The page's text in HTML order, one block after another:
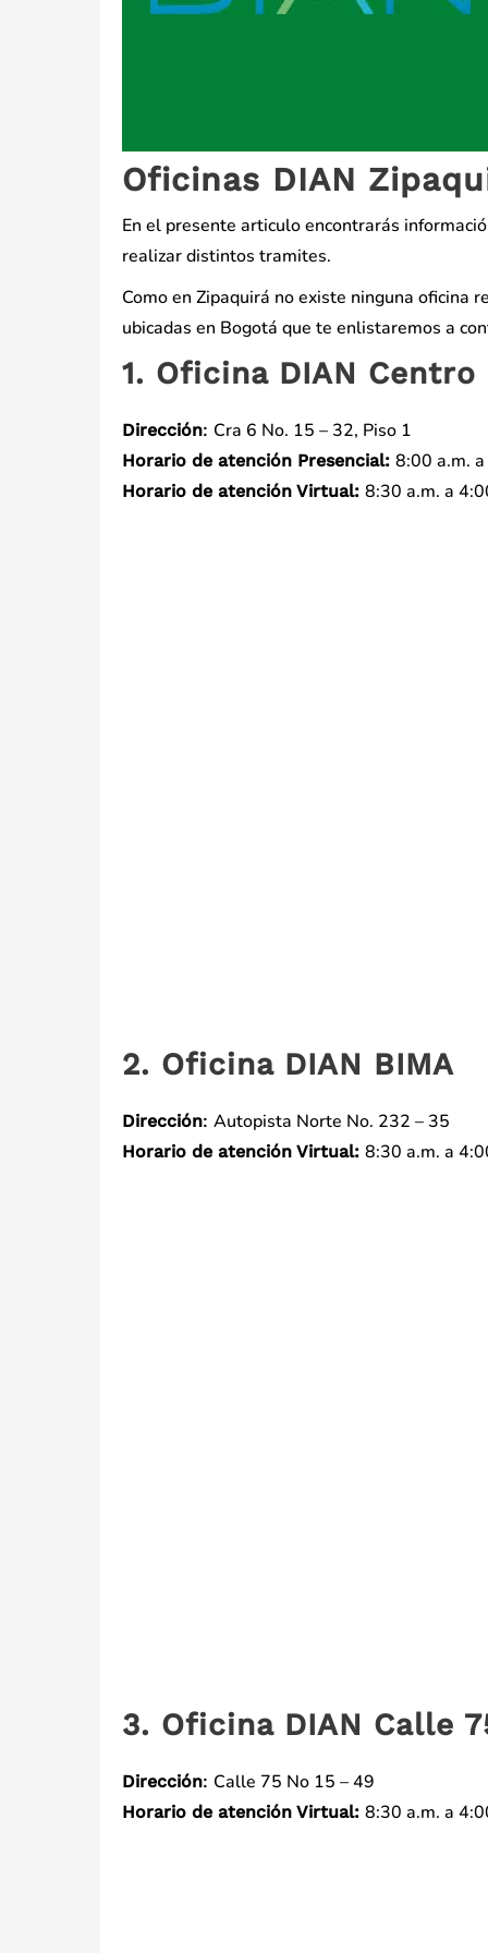
Oficinas DIAN
En el presente articulo encontrarás
realizar distintos tramites.
Como en Zipaquirá no existe ninguna oficina
ubicadas en Bogotá que te enlistaremos a
1. Oficina DIAN Centro
Dirección: Cra 6 No. 15 – 32, Piso 1
Horario de atención Presencial: 8:00 a.m.
Horario de atención Virtual: 8:30 a.m. a
2. Oficina DIAN BIMA
Dirección: Autopista Norte No. 232 – 35
Horario de atención Virtual: 8:30 a.m. a
3. Oficina DIAN Calle
Dirección: Calle 75 No 15 – 49
Horario de atención Virtual: 8:30 a.m. a